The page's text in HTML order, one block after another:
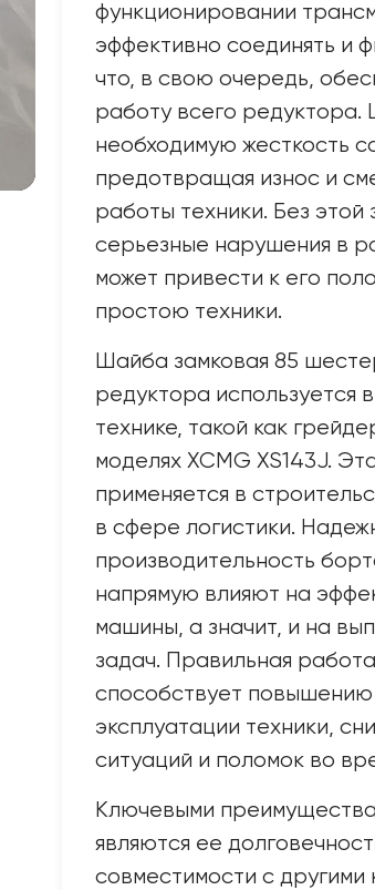
функционировании
эффективно соединять и
что, в свою очередь,
работу всего
необходимую жесткость
предотвращая износ и
работы техники. Без этой
серьезные нарушения в
может привести к его
простою техники.
Шайба замковая 85
редуктора используется
технике, такой как
моделях XCMG XS143J.
применяется в
в сфере логистики.
производительность
напрямую влияют на
машины, а значит, и на
задач. Правильная
способствует повышению
эксплуатации техники,
ситуаций и поломок во
Ключевыми
являются ее
совместимости с